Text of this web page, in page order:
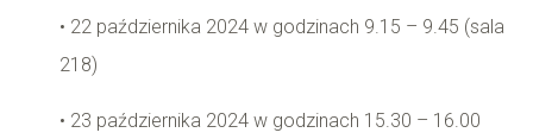
• 22 października 2024 w godzinach 9.15 – 9.45 (sala
218)
• 23 października 2024 w godzinach 15.30 – 16.00